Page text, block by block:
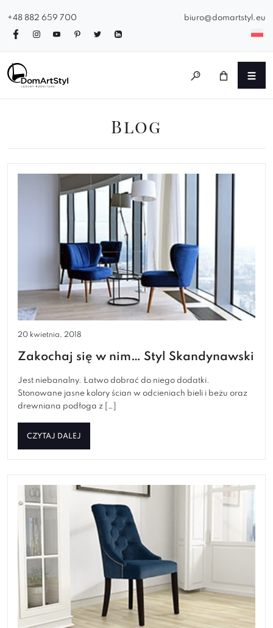
+48 882 659 700 biuro@domartstyl.eu
Blog
20 kwietnia, 2018
Zakochaj się w nim… Styl Skandynawski
Jest niebanalny. Łatwo dobrać do niego dodatki.
Stonowane jasne kolory ścian w odcieniach bieli i beżu oraz
drewniana podłoga z […]
CZYTAJ DALEJ